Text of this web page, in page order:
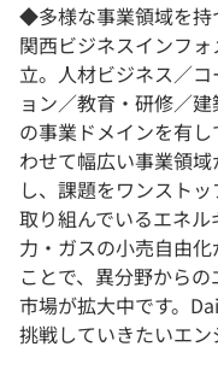
◆多様な事業領域を持
関西ビジネスインフ
立。人材ビジネス／
ョン／教育・研修／
の事業ドメインを有
わせて幅広い事業領
し、課題をワンスト
取り組んでいるエネ
力・ガスの小売自由
ことで、異分野からの
市場が拡大中です。
挑戦していきたいエン